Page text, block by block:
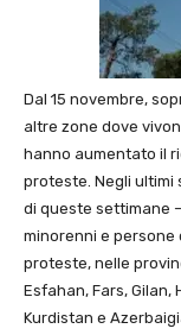
Dal 15 novembre,
altre zone dove
hanno aumentato il
proteste. Negli ultimi
di queste settimane
minorenni e persone
proteste, nelle
Esfahan, Fars, Gilan,
Kurdistan e